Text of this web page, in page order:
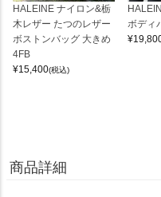
HALEINE ナイロン&栃
木レザー たつのレザー
ボストンバッグ 大きめ
4FB
¥15,400(税込)
ボディ
¥
商品詳細